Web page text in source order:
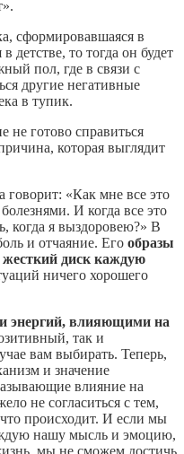
сформировавшаяся в
детстве, то тогда он будет
пол, где в связи с
другие негативные
в тупик.
не готово справиться
которая выглядит
говорит: «Как мне все это
И когда все это
когда я выздоровею?» В
и отчаяние. Его образы
диск каждую
ничего хорошего
энергий, влияющими на
так и
вам выбирать. Теперь,
и значение
влияние на
не согласиться с тем,
происходит. И если мы
нашу мысль и эмоцию,
мы не сможем достичь